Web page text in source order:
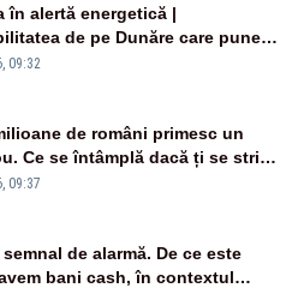
în alertă energetică |
de pe Dunăre care pune
Centrala Cernavodă era
09:32
de români primesc un
Ce se întâmplă dacă ți se strică
09:37
semnal de alarmă. De ce este
bani cash, în contextul